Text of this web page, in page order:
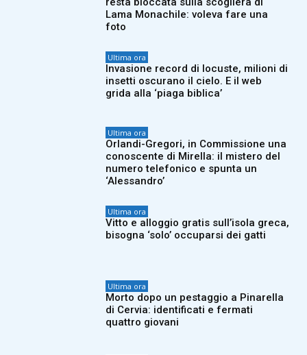
Lama Monachile: voleva fare una
foto
Ultima ora
Invasione record di locuste, milioni di
insetti oscurano il cielo. E il web
grida alla ‘piaga biblica’
Ultima ora
Orlandi-Gregori, in Commissione una
conoscente di Mirella: il mistero del
numero telefonico e spunta un
‘Alessandro’
Ultima ora
Vitto e alloggio gratis sull’isola greca,
bisogna ‘solo’ occuparsi dei gatti
Ultima ora
Morto dopo un pestaggio a Pinarella
di Cervia: identificati e fermati
quattro giovani